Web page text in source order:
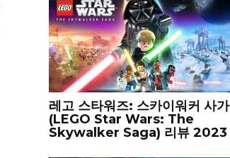
레고 스타워즈: 스카이워커 사가
(LEGO Star Wars: The
Skywalker Saga) 리뷰 2023